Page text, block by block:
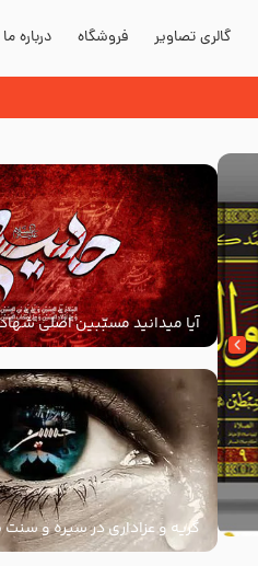
گالری تصاویر فروشگاه درباره ما
آیا میدانید مسبّبین اصلی
‌السلام کیانند؟
گریه و عزاداری در سیره و سنت
سنت